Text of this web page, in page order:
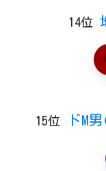
14位
15位 ドM